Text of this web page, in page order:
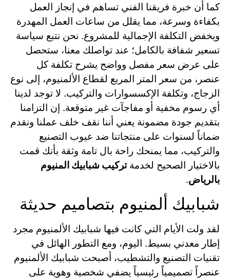
كما أن خبرة فريقنا الفني تساهم في إنجاز العمل
بكفاءة وسرعة، مما يقلل من ساعات العمل المهدرة
ويخفض التكلفة الإجمالية للمشروع. نحن نتبع سياسة
تسعير شفافة بالكامل؛ عند تواصلك معنا، ستحصل
على عرض سعر مفصل وواضح يشرح تكلفة كل
عنصر، من سعر المتر المربع لقطاع الألمنيوم، إلى نوع
الزجاج، وتكلفة الإكسسوارات والتركيب. لا توجد لدينا
أي رسوم مخفية أو مفاجآت غير متوقعة. إن التزامنا
بتقديم جودة مضمونة يعني أننا نقف خلف عملنا ونقدم
ضماناً لسنوات على منتجاتنا ضد عيوب التصنيع
والتركيب، مما يمنحك راحة بال تامة وثقة بأنك قمت
بالاختيار الصحيح لخدمةتركيب شبابيك المنيوم
بالرياض.
شبابيك ألمنيوم بتصاميم حديثة
لقد ولت الأيام التي كانت فيها شبابيك الألمنيوم مجرد
إطار معدني بسيط. اليوم، ومع التطور الهائل في
تقنيات التصنيع والتشطيب، أصبحت شبابيك الألمنيوم
عنصراً تصميمياً رئيسياً يضفي شخصية وهوية على